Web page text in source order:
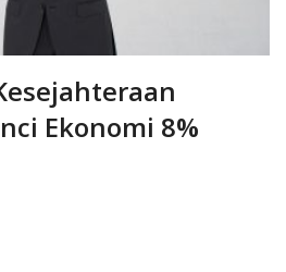
Ekonomi 8%